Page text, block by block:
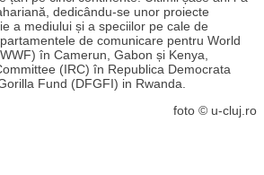
dedicându-se unor proiecte
a mediului și a speciilor pe cale de
de comunicare pentru World
în Camerun, Gabon și Kenya,
(IRC) în Republica Democrata
Fund (DFGFI) in Rwanda.
foto © u-cluj.ro